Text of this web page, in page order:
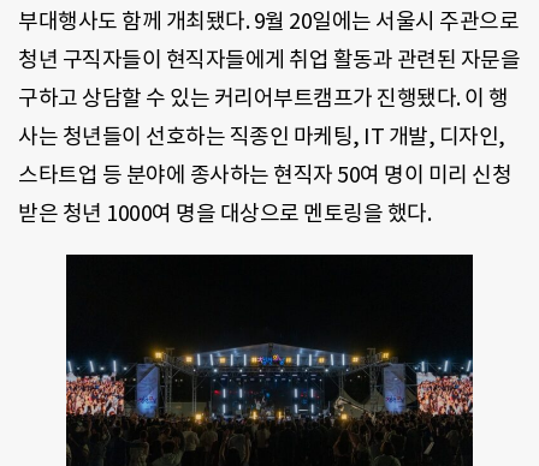
부대행사도 함께 개최됐다. 9월 20일에는 서울시 주관으로
청년 구직자들이 현직자들에게 취업 활동과 관련된 자문을
구하고 상담할 수 있는 커리어부트캠프가 진행됐다. 이 행
사는 청년들이 선호하는 직종인 마케팅, IT 개발, 디자인,
스타트업 등 분야에 종사하는 현직자 50여 명이 미리 신청
받은 청년 1000여 명을 대상으로 멘토링을 했다.